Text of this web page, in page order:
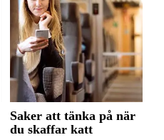
Saker att tänka på när
du skaffar katt